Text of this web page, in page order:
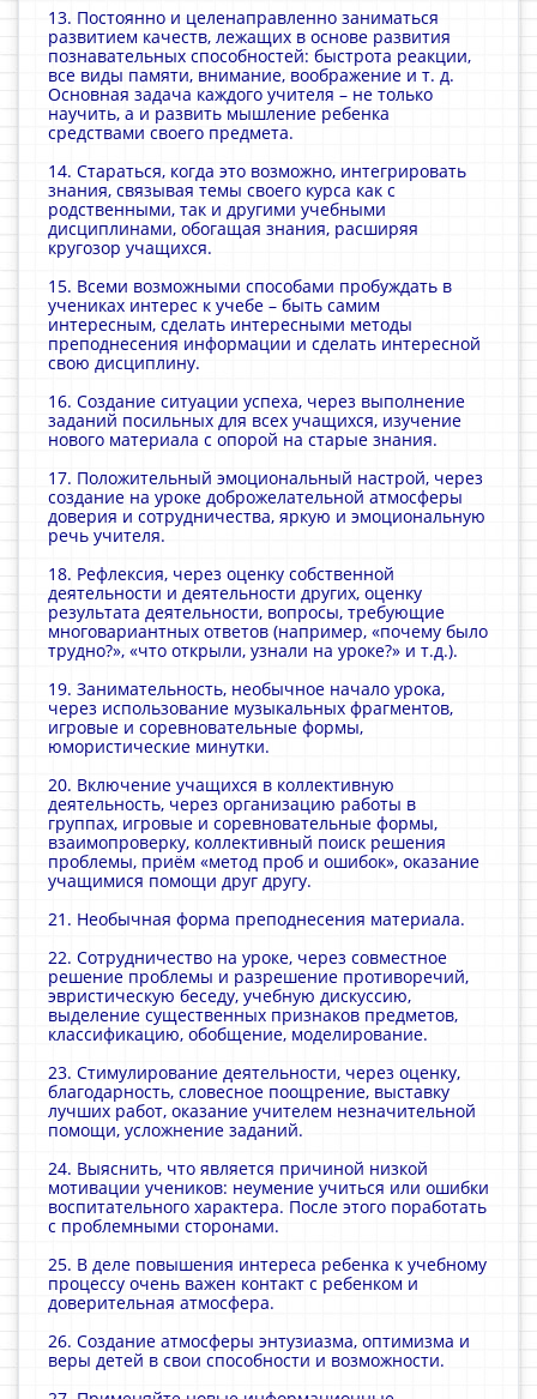
13. Постоянно и целенаправленно заниматься
развитием качеств, лежащих в основе развития
познавательных способностей: быстрота реакции,
все виды памяти, внимание, воображение и т. д.
Основная задача каждого учителя – не только
научить, а и развить мышление ребенка
средствами своего предмета.
14. Стараться, когда это возможно, интегрировать
знания, связывая темы своего курса как с
родственными, так и другими учебными
дисциплинами, обогащая знания, расширяя
кругозор учащихся.
15. Всеми возможными способами пробуждать в
учениках интерес к учебе – быть самим
интересным, сделать интересными методы
преподнесения информации и сделать интересной
свою дисциплину.
16. Создание ситуации успеха, через выполнение
заданий посильных для всех учащихся, изучение
нового материала с опорой на старые знания.
17. Положительный эмоциональный настрой, через
создание на уроке доброжелательной атмосферы
доверия и сотрудничества, яркую и эмоциональную
речь учителя.
18. Рефлексия, через оценку собственной
деятельности и деятельности других, оценку
результата деятельности, вопросы, требующие
многовариантных ответов (например, «почему было
трудно?», «что открыли, узнали на уроке?» и т.д.).
19. Занимательность, необычное начало урока,
через использование музыкальных фрагментов,
игровые и соревновательные формы,
юмористические минутки.
20. Включение учащихся в коллективную
деятельность, через организацию работы в
группах, игровые и соревновательные формы,
взаимопроверку, коллективный поиск решения
проблемы, приём «метод проб и ошибок», оказание
учащимися помощи друг другу.
21. Необычная форма преподнесения материала.
22. Сотрудничество на уроке, через совместное
решение проблемы и разрешение противоречий,
эвристическую беседу, учебную дискуссию,
выделение существенных признаков предметов,
классификацию, обобщение, моделирование.
23. Стимулирование деятельности, через оценку,
благодарность, словесное поощрение, выставку
лучших работ, оказание учителем незначительной
помощи, усложнение заданий.
24. Выяснить, что является причиной низкой
мотивации учеников: неумение учиться или ошибки
воспитательного характера. После этого поработать
с проблемными сторонами.
25. В деле повышения интереса ребенка к учебному
процессу очень важен контакт с ребенком и
доверительная атмосфера.
26. Создание атмосферы энтузиазма, оптимизма и
веры детей в свои способности и возможности.